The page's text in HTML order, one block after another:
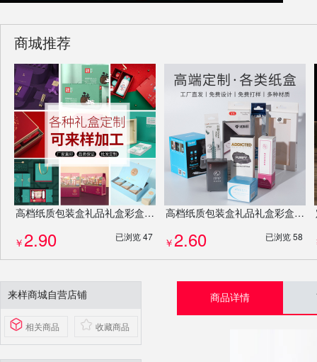
商城推荐
高档纸质包装盒礼品礼盒彩盒小包装盒彩印瓦楞盒免费设计排版定制定做
￥2.90 已浏览 47
高档纸质包装盒礼品礼盒彩盒小包装盒彩印瓦楞盒免费设计排版定制定做
￥2.60 已浏览 58
来样商城自营店铺
相关商品 收藏商品
商品详情